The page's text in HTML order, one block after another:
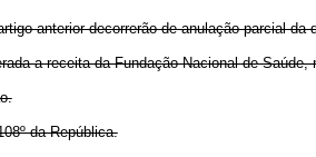
anterior decorrerão de anulação parcial
a receita da Fundação Nacional de
da República.